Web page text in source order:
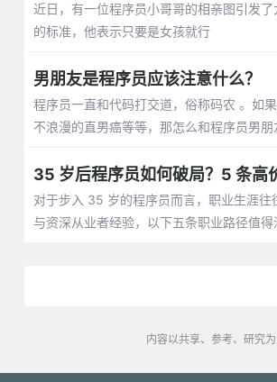
近日，有一位程序员小哥哥的相亲图引发
的标准，他表示只要是女孩就行
男朋友是程序员应该注意什么？
程序员一直和代码打交道，俗称码农 。如
不浪漫的直男癌等等，那怎么和程序员男
35 岁后程序员如何破局？5 条高
对于步入 35 岁的程序员而言，职业生涯
与资深从业者经验，以下五条职业路径值得
内容以共享、参考、研究